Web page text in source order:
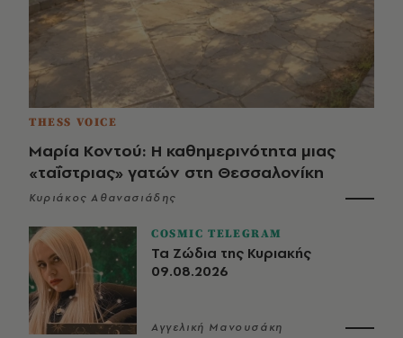
THESS VOICE
Μαρία Κοντού: Η καθημερινότητα μιας
«ταΐστριας» γατών στη Θεσσαλονίκη
Κυριάκος Αθανασιάδης
COSMIC TELEGRAM
Τα Ζώδια της Κυριακής
09.08.2026
Αγγελική Μανουσάκη